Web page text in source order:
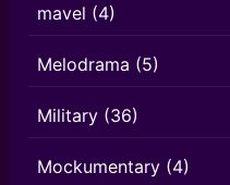
mavel (4)
Melodrama (5)
Military (36)
Mockumentary (4)